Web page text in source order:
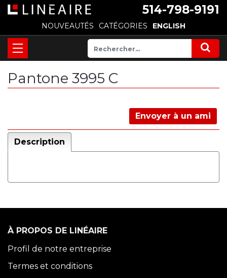
514-798-9191
NOUVEAUTÉS CATÉGORIES ENGLISH
Pantone 3995 C
Envoyer à un ami
Description
À PROPOS DE LINÉAIRE
Profil de notre entreprise
Termes et conditions